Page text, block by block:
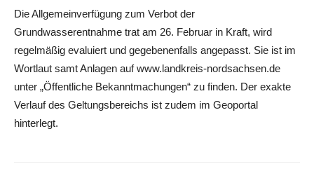
Die Allgemeinverfügung zum Verbot der
Grundwasserentnahme trat am 26. Februar in Kraft, wird
regelmäßig evaluiert und gegebenenfalls angepasst. Sie ist im
Wortlaut samt Anlagen auf www.landkreis-nordsachsen.de
unter „Öffentliche Bekanntmachungen“ zu finden. Der exakte
Verlauf des Geltungsbereichs ist zudem im Geoportal
hinterlegt.